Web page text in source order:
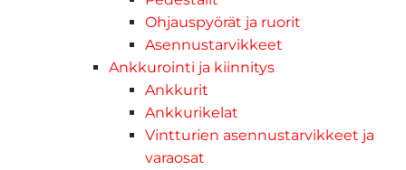
Ohjauspyörät ja ruorit
Asennustarvikkeet
Ankkurointi ja kiinnitys
Ankkurit
Ankkurikelat
Vintturien asennustarvikkeet ja
varaosat